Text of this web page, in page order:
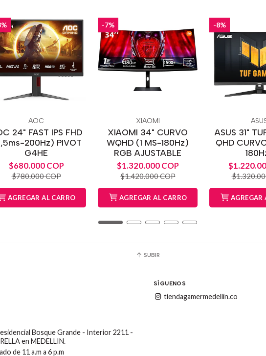
AOC
24" FAST IPS FHD
200Hz) PIVOT
G4HE
$680.000 COP
$780.000 COP
AGREGAR AL CARRO
-7%
XIAOMI
XIAOMI 34" CURVO
WQHD (1 MS-180Hz)
RGB AJUSTABLE
$1.320.000 COP
$1.420.000 COP
AGREGAR AL CARRO
-8%
ASUS 31"
QHD
AGREGAR
SUBIR
Bosque Grande - Interior 2211 -
en MEDELLIN.
de 11 a.m a 6 p.m
SÍGUENOS
tiendagamermedellin.co